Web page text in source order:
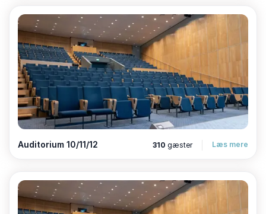
4-stjernet designhotel til
overnatning
Kombinér dit møde eller event med overnatning på
det ikoniske AC Hotel Bella Sky Copenhagen. Vores
individuelt designede værelser byder på lysindfald fra
gulv-til-loft-vinduer og moderne bekvemmeligheder.
Som en del af Bellagroup tilbyder vi også overnatning
på Copenhagen Marriott Hotel og Crowne Plaza
Copenhagen Towers.
og break-outs
Pauser er lige så vigtige som selve mødet. Med
Auditorium 10/11/12 310 gæster Læs mere